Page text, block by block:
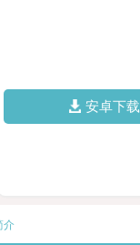
安卓下载
介